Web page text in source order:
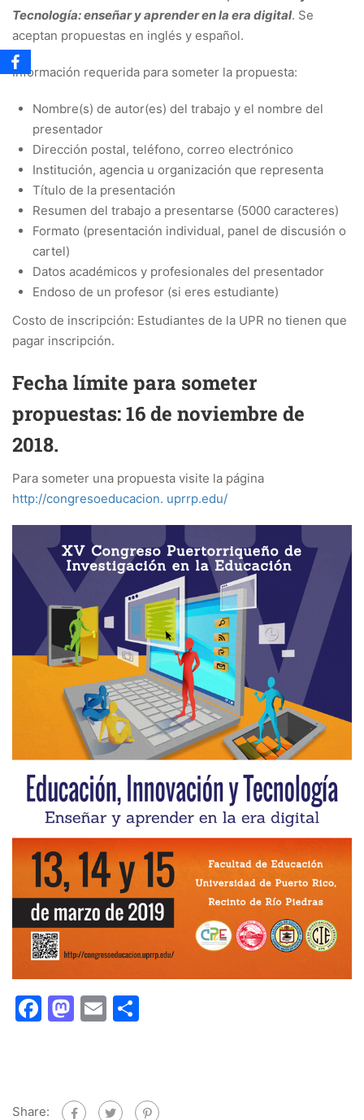
Tecnología: enseñar y aprender en la era digital. Se
aceptan propuestas en inglés y español.
Información requerida para someter la propuesta:
Nombre(s) de autor(es) del trabajo y el nombre del
presentador
Dirección postal, teléfono, correo electrónico
Institución, agencia u organización que representa
Título de la presentación
Resumen del trabajo a presentarse (5000 caracteres)
Formato (presentación individual, panel de discusión o
cartel)
Datos académicos y profesionales del presentador
Endoso de un profesor (si eres estudiante)
Costo de inscripción: Estudiantes de la UPR no tienen que
pagar inscripción.
Fecha límite para someter
propuestas: 16 de noviembre de
2018.
Para someter una propuesta visite la página
http://congresoeducacion. uprrp.edu/
Facebook
Mastodon
Email
Share: